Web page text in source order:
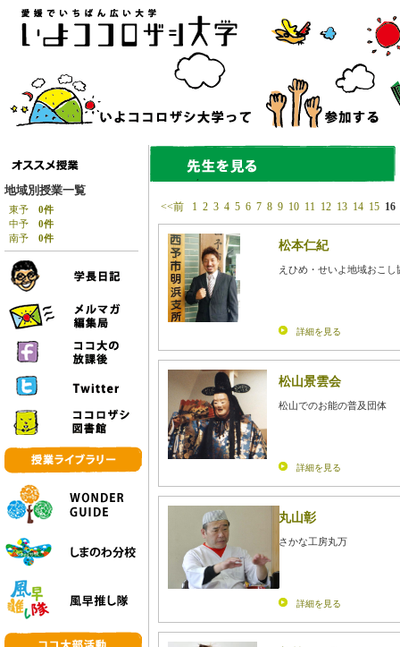
地域別授業一覧
東予 0件
中予 0件
南予 0件
<<前 1 2 3 4 5 6 7 8 9 10 11 12 13 14 15 16
松本仁紀
えひめ・せいよ地域おこし
詳細を見る
松山景雲会
松山でのお能の普及団体
詳細を見る
丸山彰
さかな工房丸万
詳細を見る